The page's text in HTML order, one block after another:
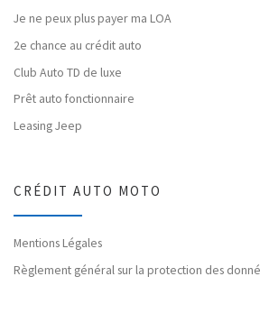
Je ne peux plus payer ma LOA
2e chance au crédit auto
Club Auto TD de luxe
Prêt auto fonctionnaire
Leasing Jeep
CRÉDIT AUTO MOTO
Mentions Légales
Règlement général sur la protection des